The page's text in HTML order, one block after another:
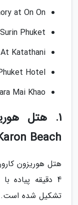
at On On
Phuket
Katathani
Hotel
Mai Khao
Beach)
4 دقیقه
تشکیل شده است.